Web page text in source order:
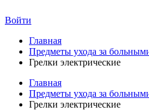
Войти
Главная
Предметы ухода за
Грелки электрические
Главная
Предметы ухода за
Грелки электрические